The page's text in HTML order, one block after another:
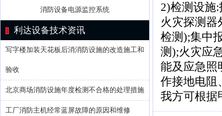
消防设备电源监控系统
利达设备技术资讯
写字楼加装天花板后消消防设施的改造施工和
验收
北京商场消防设施年度检测不合格的处理措施
工厂消防主机经常蓝屏故障的原因和维修
2)检测设施
火灾探测器
检测);集中
测);火灾应
能及应急照
作接地电阻
我方可根据